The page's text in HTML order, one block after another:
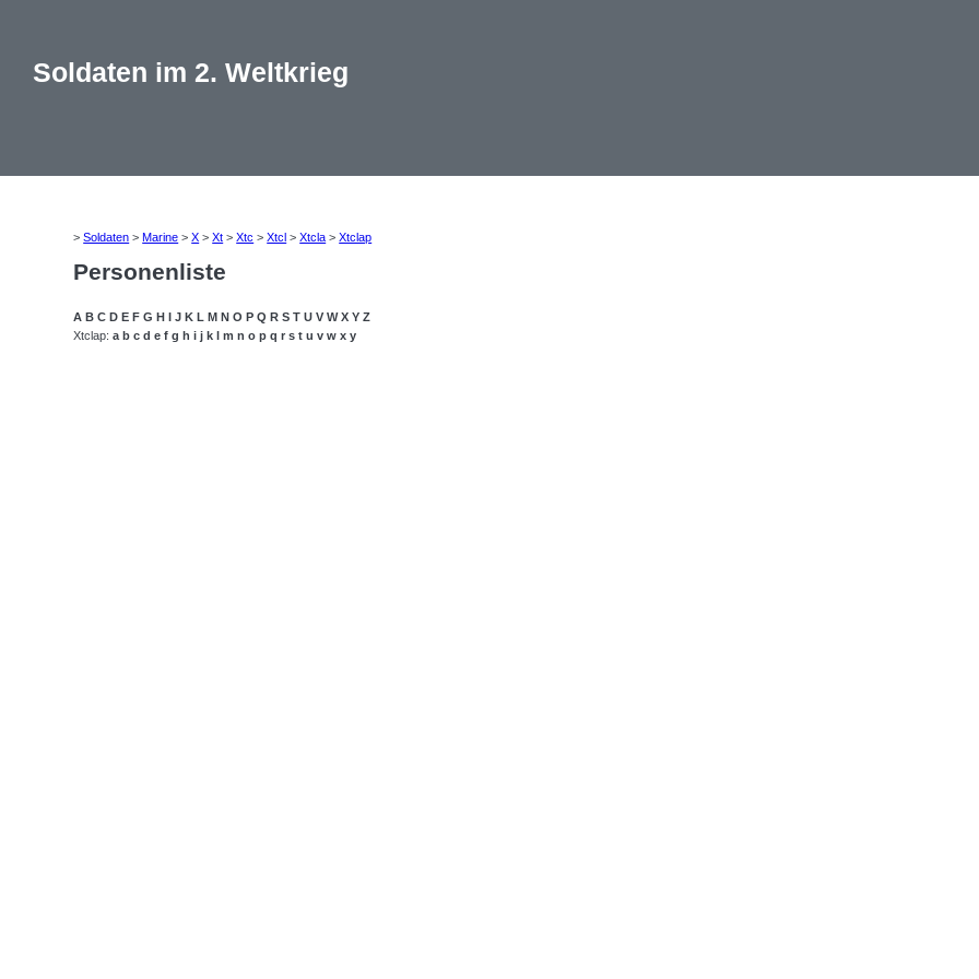
Soldaten im 2. Weltkrieg
>Soldaten >Marine >X >Xt >Xtc >Xtcl >Xtcla >Xtclap
Personenliste
A B C D E F G H I J K L M N O P Q R S T U V W X Y Z
Xtclap:a b c d e f g h i j k l m n o p q r s t u v w x y